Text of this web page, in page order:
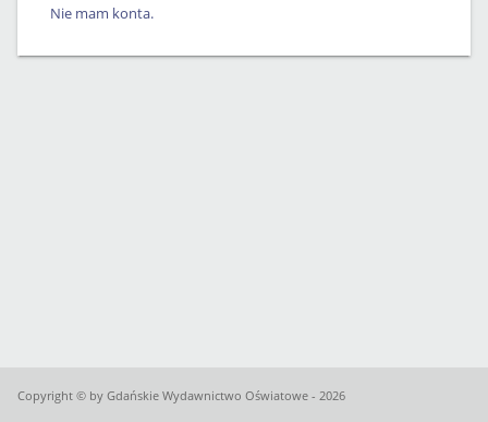
Nie mam konta.
Copyright © by Gdańskie Wydawnictwo Oświatowe - 2026